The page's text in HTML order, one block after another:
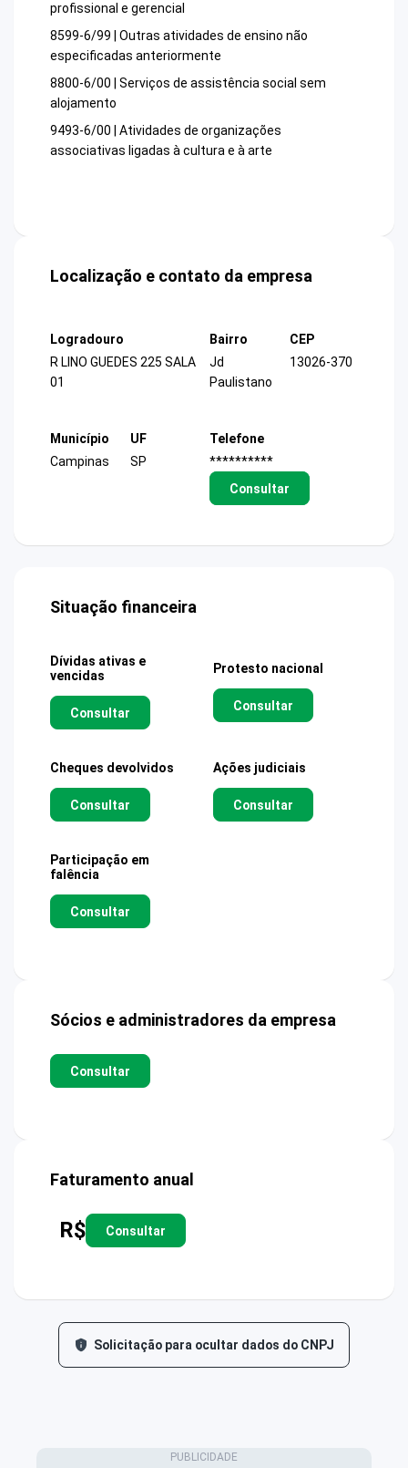
profissional e gerencial
8599-6/99 | Outras atividades de ensino não
especificadas anteriormente
8800-6/00 | Serviços de assistência social sem
alojamento
9493-6/00 | Atividades de organizações
associativas ligadas à cultura e à arte
Localização e contato da empresa
Logradouro
R LINO GUEDES 225 SALA
01
Bairro
Jd
Paulistano
CEP
13026-370
Município
Campinas
UF
SP
Telefone
**********
Consultar
Situação financeira
Dívidas ativas e
vencidas
Consultar
Protesto nacional
Consultar
Cheques devolvidos
Consultar
Ações judiciais
Consultar
Participação em
falência
Consultar
Sócios e administradores da empresa
Consultar
Faturamento anual
R$ Consultar
Solicitação para ocultar dados do CNPJ